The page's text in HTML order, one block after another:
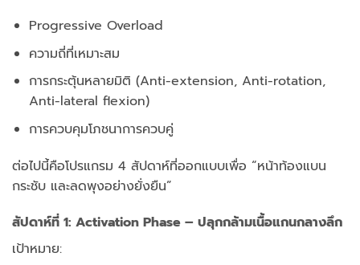
Progressive Overload
ความถี่ที่เหมาะสม
การกระตุ้นหลายมิติ (Anti-extension, Anti-rotation,
Anti-lateral flexion)
การควบคุมโภชนาการควบคู่
ต่อไปนี้คือโปรแกรม 4 สัปดาห์ที่ออกแบบเพื่อ “หน้าท้องแบน
กระชับ และลดพุงอย่างยั่งยืน”
สัปดาห์ที่ 1: Activation Phase – ปลุกกล้ามเนื้อแกนกลางลึก
เป้าหมาย: